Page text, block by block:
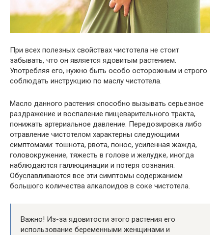
При всех полезных свойствах чистотела не стоит
забывать, что он является ядовитым растением.
Употребляя его, нужно быть особо осторожным и строго
соблюдать инструкцию по маслу чистотела.
Масло данного растения способно вызывать серьезное
раздражение и воспаление пищеварительного тракта,
понижать артериальное давление. Передозировка либо
отравление чистотелом характерны следующими
симптомами: тошнота, рвота, понос, усиленная жажда,
головокружение, тяжесть в голове и желудке, иногда
наблюдаются галлюцинации и потеря сознания.
Обуславливаются все эти симптомы содержанием
большого количества алкалоидов в соке чистотела.
Важно! Из-за ядовитости этого растения его
использование беременными женщинами и